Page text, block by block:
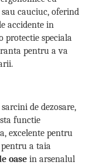
cauciuc, oferind
accidente in
protectie speciala
pentru a va
de dezosare,
functie
excelente pentru
a taia
oase in arsenalul